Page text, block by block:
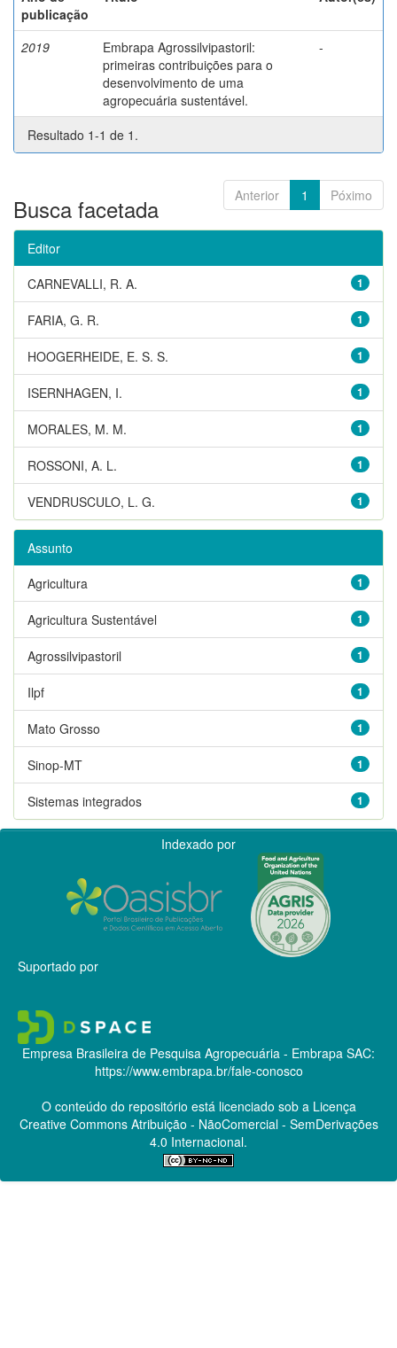
publicação
2019
Embrapa Agrossilvipastoril:
primeiras contribuições para o
desenvolvimento de uma
agropecuária sustentável.
-
Resultado 1-1 de 1.
Anterior 1 Póximo
Busca facetada
Editor
1
CARNEVALLI, R. A.
1
FARIA, G. R.
1
HOOGERHEIDE, E. S. S.
1
ISERNHAGEN, I.
1
MORALES, M. M.
1
ROSSONI, A. L.
1
VENDRUSCULO, L. G.
Assunto
1
Agricultura
1
Agricultura Sustentável
1
Agrossilvipastoril
1
Ilpf
1
Mato Grosso
1
Sinop-MT
1
Sistemas integrados
Indexado por
Suportado por
Empresa Brasileira de Pesquisa Agropecuária - Embrapa SAC:
https://www.embrapa.br/fale-conosco
O conteúdo do repositório está licenciado sob a Licença
Creative CommonsAtribuição - NãoComercial - SemDerivações
4.0 Internacional.